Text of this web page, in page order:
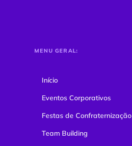
MENU GERAL:
Início
Eventos Corporativos
Festas de Confraternização
Team Building